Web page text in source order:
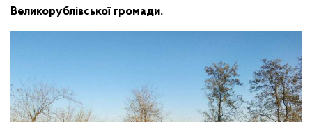
Великорублівської громади.